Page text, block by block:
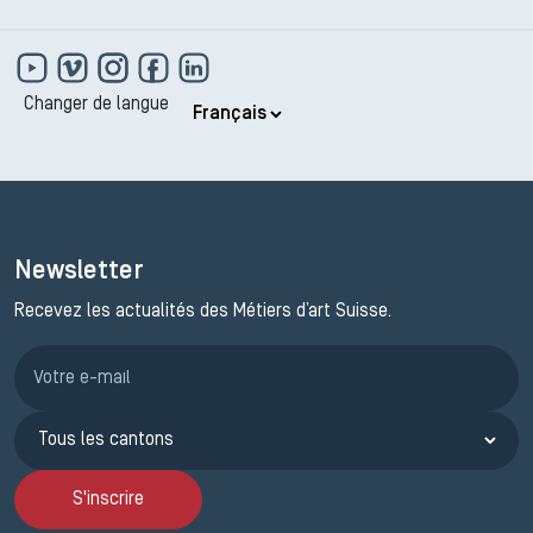
Changer de langue
Newsletter
Recevez les actualités des Métiers d’art Suisse.
S'inscrire